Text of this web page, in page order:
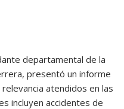
departamental de la
presentó un informe
atendidos en las
incluyen accidentes de